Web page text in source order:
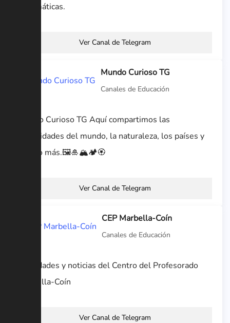
Informáticas.
Ver Canal de Telegram
Mundo Curioso TG
Canales de Educación
Mundo Curioso TG Aquí compartimos las
curiosidades del mundo, la naturaleza, los países y
mucho más.🖼️🎍🏔️🏕️🏵️
Ver Canal de Telegram
CEP Marbella-Coín
Canales de Educación
Novedades y noticias del Centro del Profesorado
Marbella-Coín
Ver Canal de Telegram